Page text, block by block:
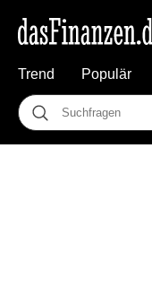
Trend Populär